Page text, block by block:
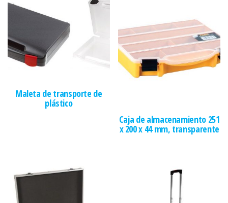
Maleta de transporte de
plástico
Caja de almacenamiento 251
x 200 x 44 mm, transparente